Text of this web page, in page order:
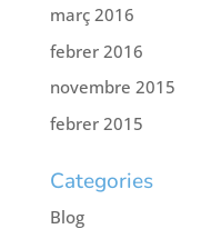
març 2016
febrer 2016
novembre 2015
febrer 2015
Categories
Blog